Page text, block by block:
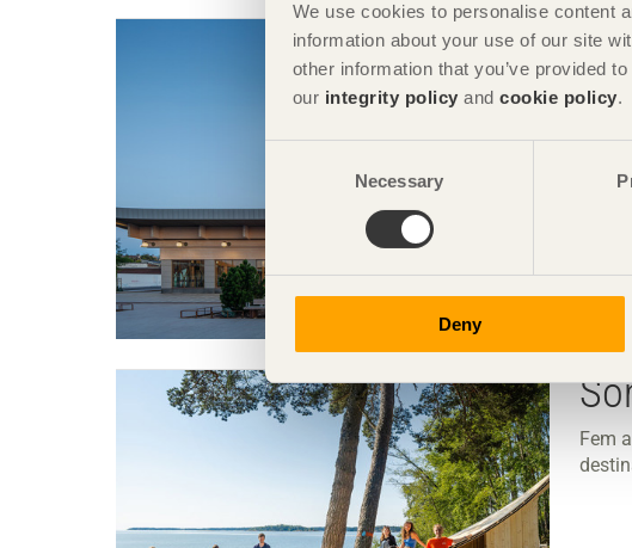
We use cookies to personalise content
information about your use of our site
other information that you’ve provided
our integrity policy and cookie policy.
Necessary
Deny
Fem